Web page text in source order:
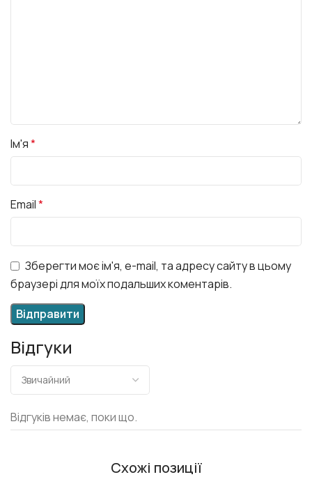
Відгуки
Відгуків немає, поки що.
Ім'я*
Email*
Зберегти моє ім'я, e-mail, та адресу сайту в цьому
браузері для моїх подальших коментарів.
Схожі позиції